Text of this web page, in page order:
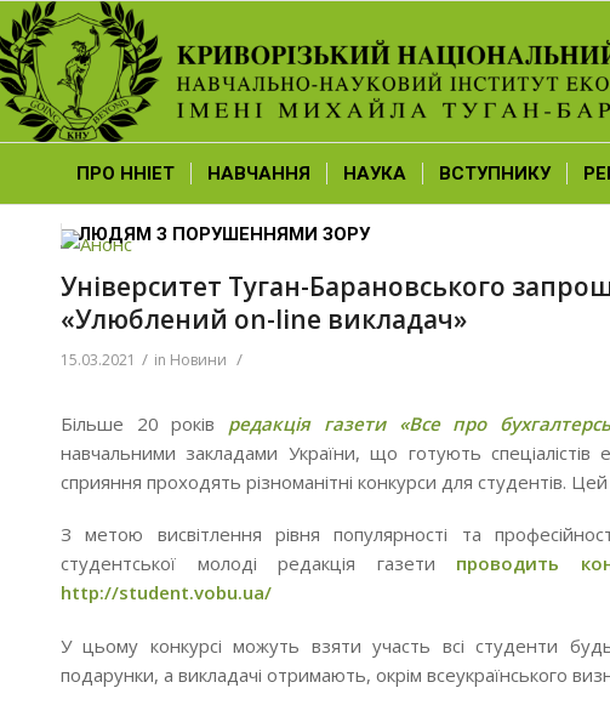
ПРО ННІЕТ НАВЧАННЯ НАУКА ВСТУПНИКУ
ЛЮДЯМ З ПОРУШЕННЯМИ ЗОРУ
Університет Туган-Барановського
«Улюблений on-line викладач»
15.03.2021 / in Новини /
Більше 20 років редакція газети «Все про
навчальними закладами України, що готують
сприяння проходять різноманітні конкурси для студентів.
З метою висвітлення рівня популярності та
студентської молоді редакція газети проводить
http://student.vobu.ua/
У цьому конкурсі можуть взяти участь всі студенти
подарунки, а викладачі отримають, окрім всеукраїнського